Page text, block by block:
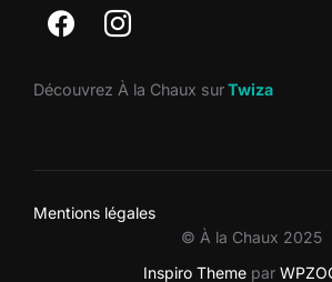
Découvrez À la Chaux surTwiza
Mentions légales
© À la Chaux 2025
Inspiro Theme par